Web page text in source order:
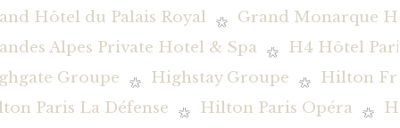
Hôtel du Palais Royal
Grand Monarque
Alpes Private Hotel & Spa
H4 Hôtel
Groupe
Highstay Groupe
Hilton
Paris La Défense
Hilton Paris Opéra